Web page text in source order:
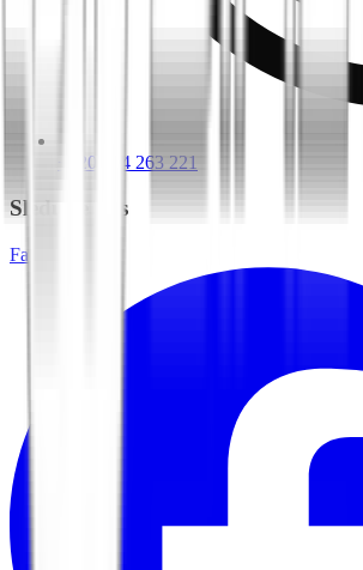
+420 604 263 221
Sledujte nás
Facebook